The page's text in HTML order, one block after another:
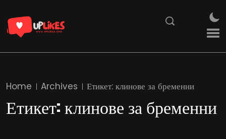
Home Archives Етикет: клинове за бременни
Етикет:клинове за бременни